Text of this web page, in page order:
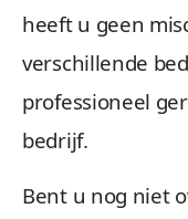
heeft u geen
verschillende
professioneel
bedrijf.
Bent u nog niet